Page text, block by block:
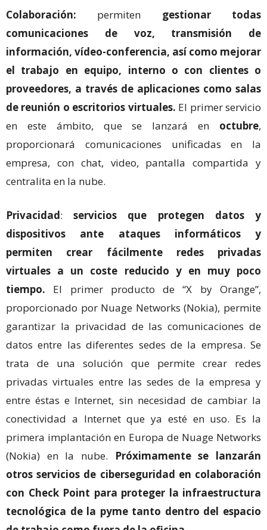
Colaboración: permiten gestionar todas
comunicaciones de voz, transmisión de
información, vídeo-conferencia, así como mejorar
el trabajo en equipo, interno o con clientes o
proveedores, a través de aplicaciones como salas
de reunión o escritorios virtuales. El primer servicio
en este ámbito, que se lanzará en octubre,
proporcionará comunicaciones unificadas en la
empresa, con chat, video, pantalla compartida y
centralita en la nube.
Privacidad:servicios que protegen datos y
dispositivos ante ataques informáticos y
permiten crear fácilmente redes privadas
virtuales a un coste reducido y en muy poco
tiempo. El primer producto de “X by Orange”,
proporcionado por Nuage Networks (Nokia), permite
garantizar la privacidad de las comunicaciones de
datos entre las diferentes sedes de la empresa. Se
trata de una solución que permite crear redes
privadas virtuales entre las sedes de la empresa y
entre éstas e Internet, sin necesidad de cambiar la
conectividad a Internet que ya esté en uso. Es la
primera implantación en Europa de Nuage Networks
(Nokia) en la nube.
Próximamente se lanzarán
otros servicios de ciberseguridad en colaboración
con Check Point para proteger la infraestructura
tecnológica de la pyme tanto dentro del espacio